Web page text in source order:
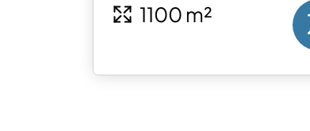
1100 m²